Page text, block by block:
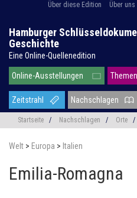
Über diese Edition Über uns
Hamburger
Geschichte
Eine Online-Quellenedition
Online-Ausstellungen Themen
Zeitstrahl Nachschlagen
Startseite / Nachschlagen / Orte /
Welt > Europa > Italien
Emilia-Romagna